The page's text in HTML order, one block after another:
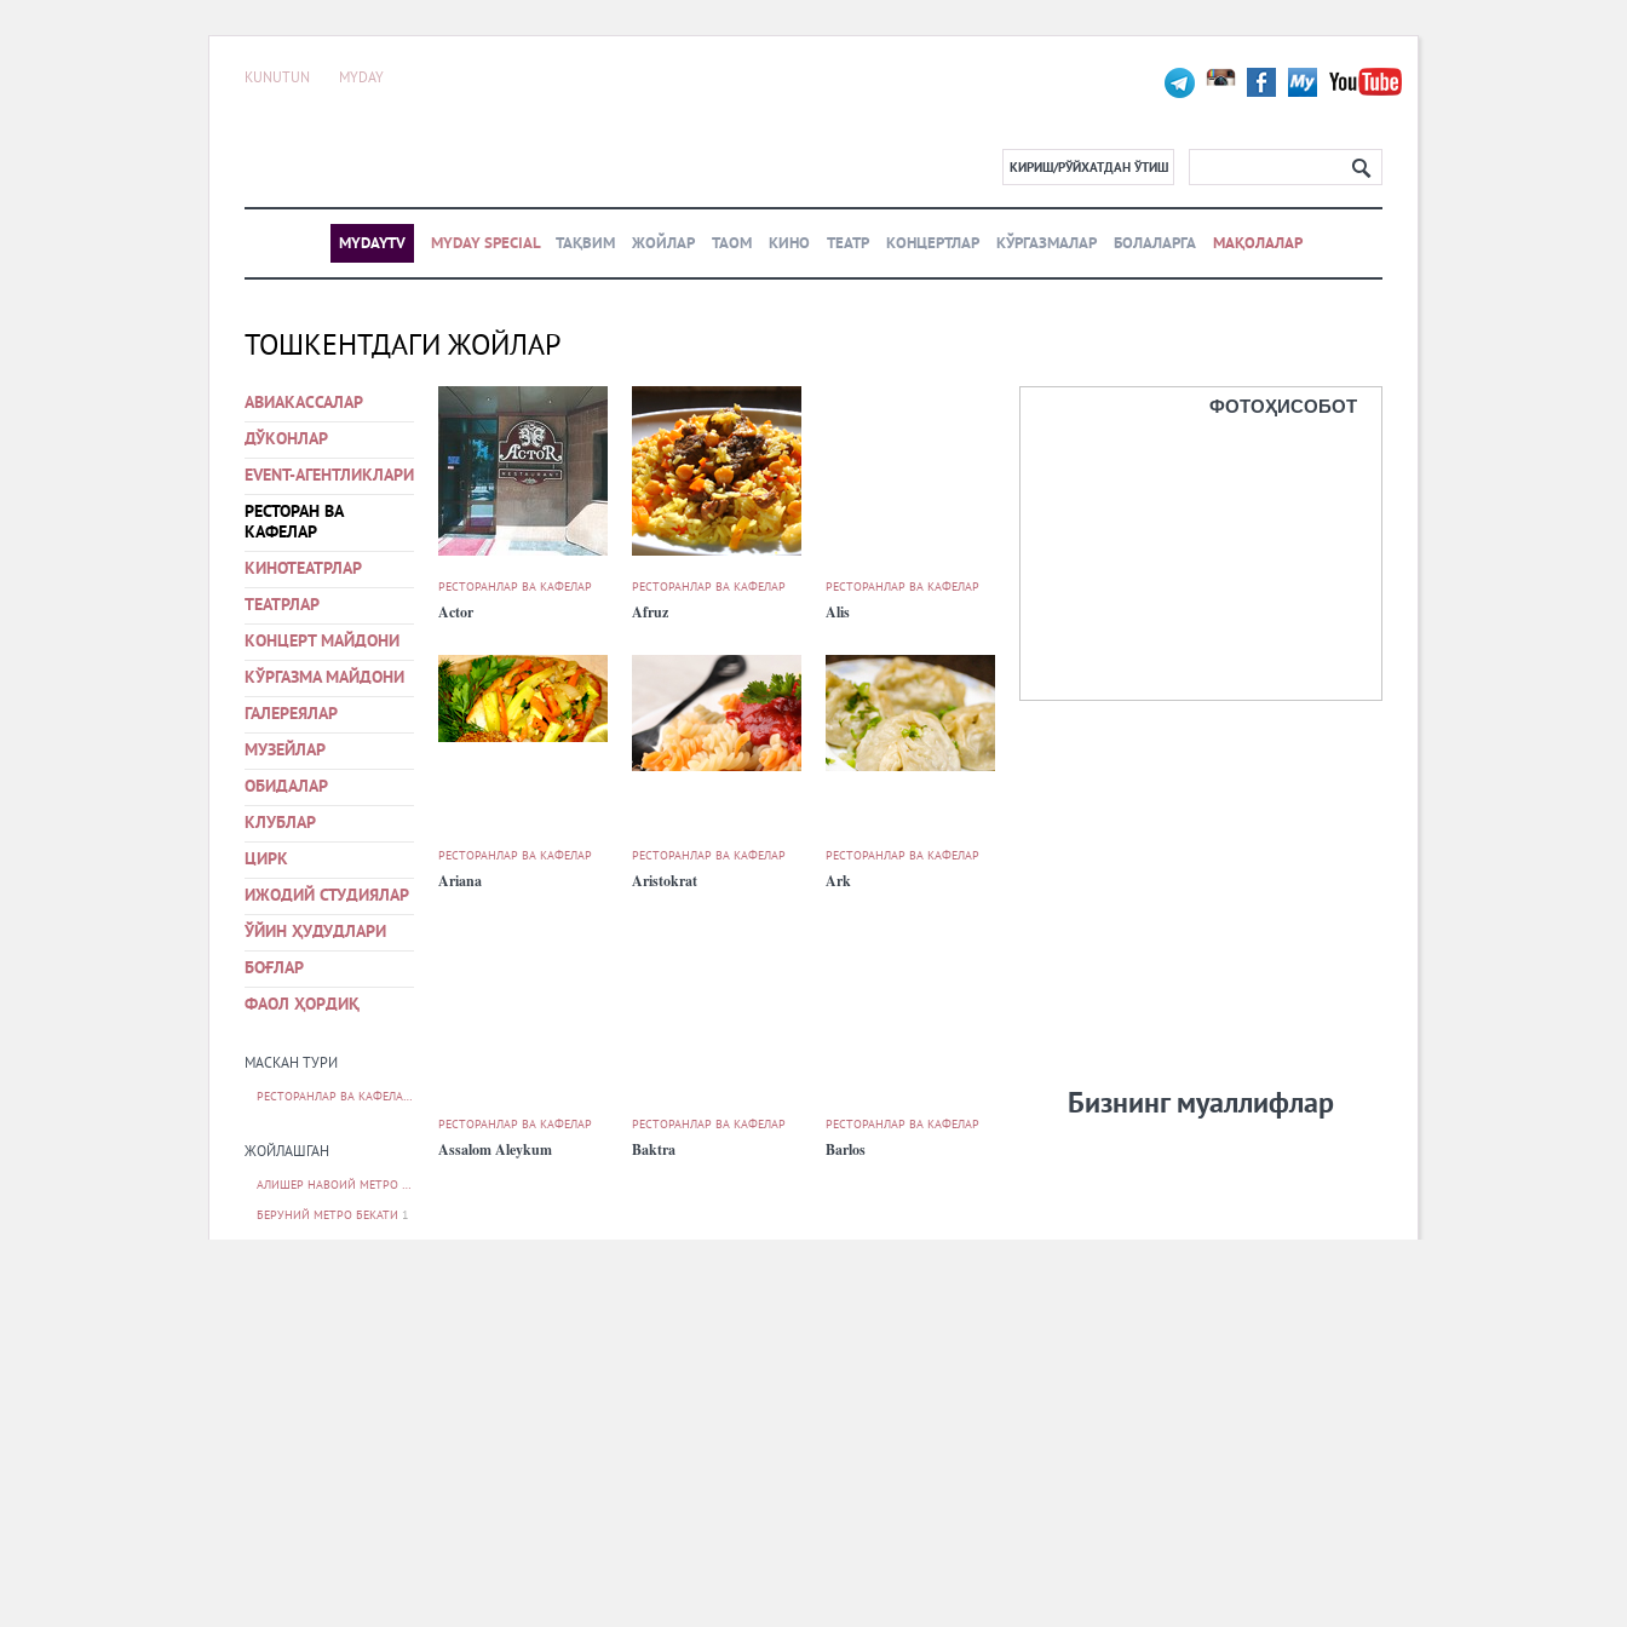
KUNUTUN MYDAY
КИРИШ/РЎЙХАТДАН ЎТИШ
MYDAYTV MYDAY SPECIAL ТАҚВИМ ЖОЙЛАР ТАОМ КИНО ТЕАТР КОНЦЕРТЛАР КЎРГАЗМАЛАР БОЛАЛАРГА МАҚОЛАЛАР
ТОШКЕНТДАГИ ЖОЙЛАР
АВИАКАССАЛАР
ДЎКОНЛАР
EVENT-АГЕНТЛИКЛАРИ
РЕСТОРАН ВА
КАФЕЛАР
КИНОТЕАТРЛАР
ТЕАТРЛАР
КОНЦЕРТ МАЙДОНИ
КЎРГАЗМА МАЙДОНИ
ГАЛЕРЕЯЛАР
МУЗЕЙЛАР
ОБИДАЛАР
КЛУБЛАР
ЦИРК
ИЖОДИЙ СТУДИЯЛАР
ЎЙИН ҲУДУДЛАРИ
БОҒЛАР
ФАОЛ ҲОРДИҚ
МАСКАН ТУРИ
РЕСТОРАНЛАР ВА КАФЕЛАР
ЖОЙЛАШГАН
АЛИШЕР НАВОИЙ МЕТРО БЕКАТИ
БЕРУНИЙ МЕТРО БЕКАТИ 1
РЕСТОРАНЛАР ВА КАФЕЛАР
Actor
РЕСТОРАНЛАР ВА КАФЕЛАР
Afruz
РЕСТОРАНЛАР ВА КАФЕЛАР
Alis
РЕСТОРАНЛАР ВА КАФЕЛАР
Ariana
РЕСТОРАНЛАР ВА КАФЕЛАР
Aristokrat
РЕСТОРАНЛАР ВА КАФЕЛАР
Ark
РЕСТОРАНЛАР ВА КАФЕЛАР
Assalom Aleykum
РЕСТОРАНЛАР ВА КАФЕЛАР
Baktra
РЕСТОРАНЛАР ВА КАФЕЛАР
Barlos
ФОТОҲИСОБОТ
Бизнинг муаллифлар